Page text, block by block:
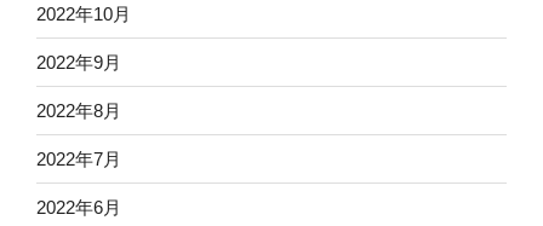
2022年10月
2022年9月
2022年8月
2022年7月
2022年6月